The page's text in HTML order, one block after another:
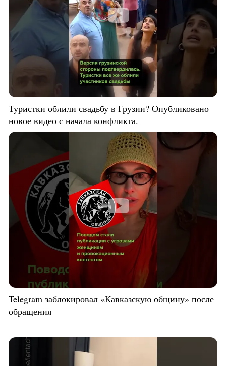
Туристки облили свадьбу в Грузии? Опубликовано
новое видео с начала конфликта.
Telegram заблокировал «Кавказскую общину» после
обращения